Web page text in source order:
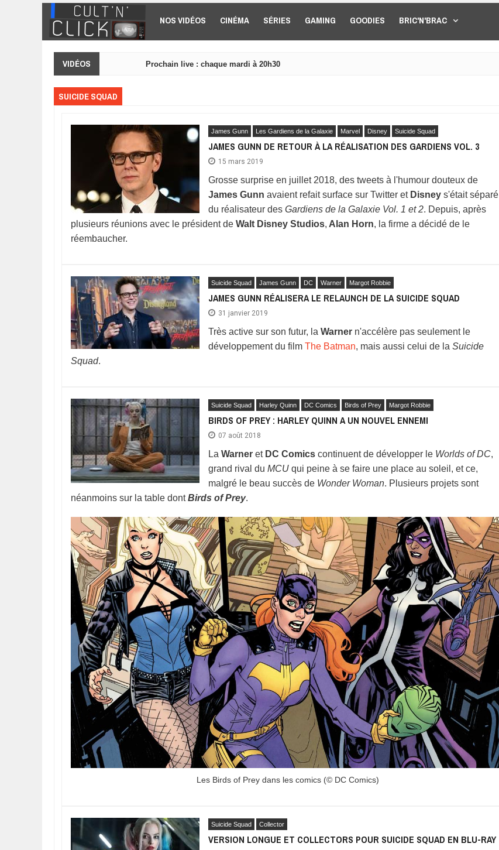
Aller au contenu principal
NOS VIDÉOS CINÉMA SÉRIES GAMING GOODIES BRIC'N'BRAC
VIDÉOS Prochain live : chaque mardi à 20h30
SUICIDE SQUAD
James Gunn Les Gardiens de la Galaxie Marvel Disney Suicide Squad
JAMES GUNN DE RETOUR À LA RÉALISATION DES GARDIENS VOL. 3
15 mars 2019
Grosse surprise en juillet 2018, des tweets à l'humour douteux de
James Gunn avaient refait surface sur Twitter et Disney s'était séparé
du réalisateur des Gardiens de la Galaxie Vol. 1 et 2. Depuis, après
plusieurs réunions avec le président de Walt Disney Studios, Alan Horn, la firme a décidé de le
réembaucher.
Suicide Squad James Gunn DC Warner Margot Robbie
JAMES GUNN RÉALISERA LE RELAUNCH DE LA SUICIDE SQUAD
31 janvier 2019
Très active sur son futur, la Warner n'accélère pas seulement le
développement du film The Batman, mais aussi celui de la Suicide
Squad.
Suicide Squad Harley Quinn DC Comics Birds of Prey Margot Robbie
BIRDS OF PREY : HARLEY QUINN A UN NOUVEL ENNEMI
07 août 2018
La Warner et DC Comics continuent de développer le Worlds of DC,
grand rival du MCU qui peine à se faire une place au soleil, et ce,
malgré le beau succès de Wonder Woman. Plusieurs projets sont
néanmoins sur la table dontBirds of Prey.
Les Birds of Prey dans les comics (© DC Comics)
Suicide Squad Collector
VERSION LONGUE ET COLLECTORS POUR SUICIDE SQUAD EN BLU-RAY